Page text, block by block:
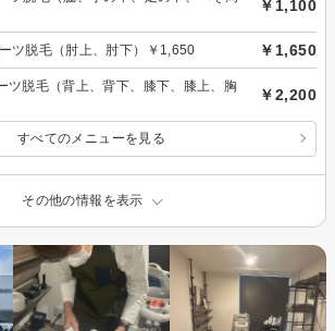
￥1,100
ツ脱毛（肘上、肘下）￥1,650 ￥1,650
ツ脱毛（背上、背下、膝下、膝上、胸
￥2,200
すべてのメニューを見る
その他の情報を表示